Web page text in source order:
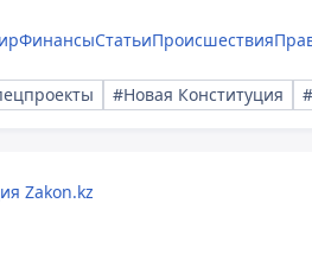
ФинансыСтатьиПроисшествия
#Новая Конституция
Zakon.kz